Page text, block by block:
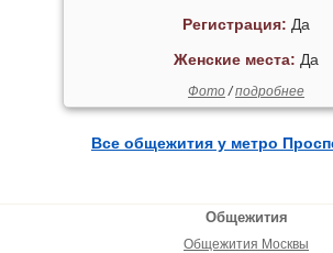
Регистрация: Да
Женские места: Да
Фото/подробнее
Все общежития у метро
Общежития
Общежития Москвы